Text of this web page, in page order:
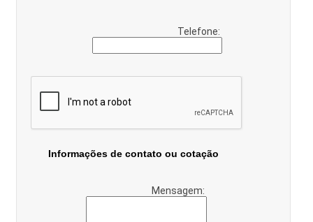
Telefone:
Informações de contato ou cotação
Mensagem: